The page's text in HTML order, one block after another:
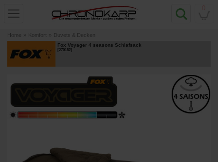
Home » Komfort » Duvets & Decken
Fox Voyager 4 seasons Schlafsack
[270152]